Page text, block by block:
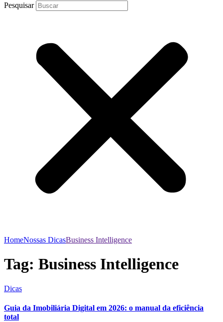
Pesquisar
HomeNossas DicasBusiness Intelligence
Tag: Business Intelligence
Dicas
Guia da Imobiliária Digital em 2026: o manual da eficiência
total